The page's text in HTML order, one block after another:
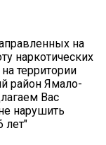
на
наркотических
территории
район Ямало-
Вас
нарушить
лет"